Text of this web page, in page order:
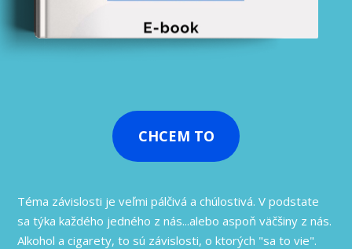
CHCEM TO
Téma závislosti je veľmi pálčivá a chúlostivá. V podstate
sa týka každého jedného z nás...alebo aspoň väčšiny z nás.
Alkohol a cigarety, to sú závislosti, o ktorých "sa to vie".